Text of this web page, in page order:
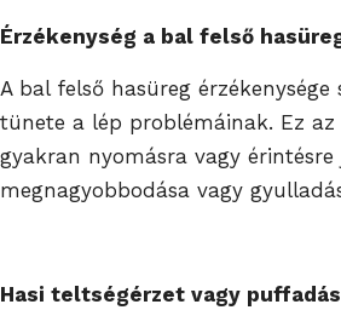
Érzékenység a bal felső
A bal felső hasüreg
tünete a lép problémáinak. Ez az
gyakran nyomásra vagy érintésre
megnagyobbodása vagy
Hasi teltségérzet vagy puffadás